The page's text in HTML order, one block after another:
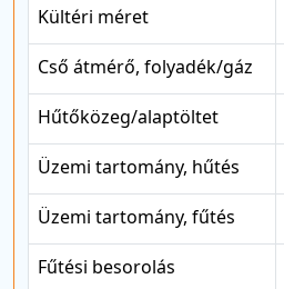
Kültéri méret
Cső átmérő, folyadék/gáz
Hűtőközeg/alaptöltet
Üzemi tartomány, hűtés
Üzemi tartomány, fűtés
Fűtési besorolás